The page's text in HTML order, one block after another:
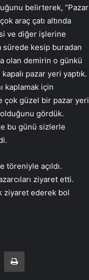
belirterek, “Pazar
araç çatı altında
ve diğer işlerine
sürede kesip buradan
olan demirin o günkü
pazar yeri yaptık.
kaplamak için
çok güzel bir pazar yeri
gördük.
bu günü sizlerle
töreniyle açıldı.
ziyaret etti.
ziyaret ederek bol
E-Posta ile paylaş Yazdır